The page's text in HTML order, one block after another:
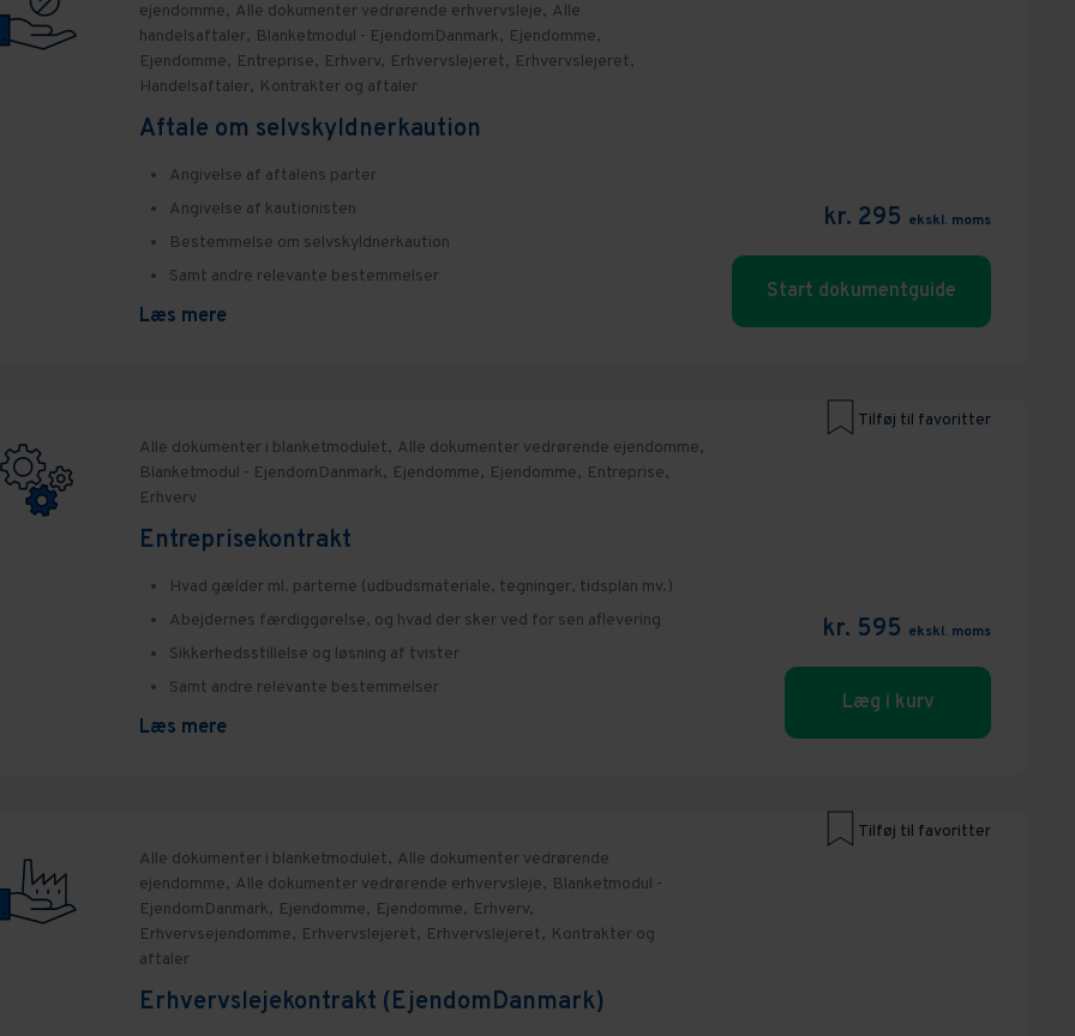
ejendomme, Alle dokumenter vedrørende erhvervsleje, Alle
handelsaftaler, Blanketmodul - EjendomDanmark, Ejendomme,
Ejendomme, Entreprise, Erhverv, Erhvervslejeret, Erhvervslejeret,
Handelsaftaler, Kontrakter og aftaler
Aftale om selvskyldnerkaution
Angivelse af aftalens parter
Angivelse af kautionisten
Bestemmelse om selvskyldnerkaution
Samt andre relevante bestemmelser
Læs mere
kr. 295 ekskl. moms
Start dokumentguide
Tilføj til favoritter
Alle dokumenter i blanketmodulet, Alle dokumenter vedrørende ejendomme,
Blanketmodul - EjendomDanmark, Ejendomme, Ejendomme, Entreprise,
Erhverv
Entreprisekontrakt
Hvad gælder ml. parterne (udbudsmateriale, tegninger, tidsplan mv.)
Abejdernes færdiggørelse, og hvad der sker ved for sen aflevering
Sikkerhedsstillelse og løsning af tvister
Samt andre relevante bestemmelser
Læs mere
kr. 595 ekskl. moms
Læg i kurv
Tilføj til favoritter
Alle dokumenter i blanketmodulet, Alle dokumenter vedrørende
ejendomme, Alle dokumenter vedrørende erhvervsleje, Blanketmodul -
EjendomDanmark, Ejendomme, Ejendomme, Erhverv,
Erhvervsejendomme, Erhvervslejeret, Erhvervslejeret, Kontrakter og
aftaler
Erhvervslejekontrakt (EjendomDanmark)